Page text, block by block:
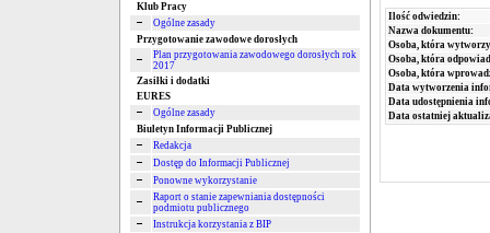
Klub Pracy
Ogólne zasady
Przygotowanie zawodowe dorosłych
Plan przygotowania zawodowego dorosłych rok
2017
Zasiłki i dodatki
EURES
Ogólne zasady
Biuletyn Informacji Publicznej
Redakcja
Dostęp do Informacji Publicznej
Ponowne wykorzystanie
Raport o stanie zapewniania dostępności
podmiotu publicznego
Instrukcja korzystania z BIP
Ilość odwiedzin:
Nazwa dokumentu:
Osoba, która
Osoba, która
Osoba, która
Data wytworzenia
Data udostępnienia
Data ostatniej